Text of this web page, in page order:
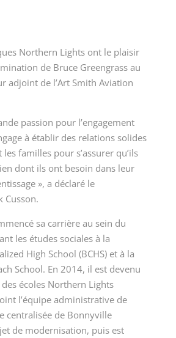
Northern Lights ont le plaisir
de Bruce Greengrass au
adjoint de l’Art Smith Aviation
passion pour l’engagement
à établir des relations solides
les familles pour s’assurer qu’ils
dont ils ont besoin dans leur
», a déclaré le
Cusson.
sa carrière au sein du
les études sociales à la
High School (BCHS) et à la
School. En 2014, il est devenu
écoles Northern Lights
l’équipe administrative de
centralisée de Bonnyville
de modernisation, puis est